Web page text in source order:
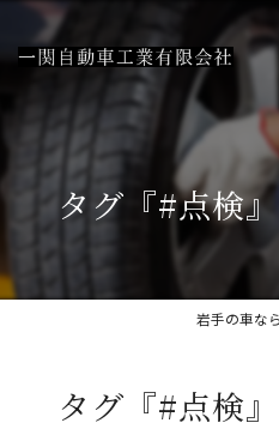
タグ『#点検
岩手の車な
タグ『#点検